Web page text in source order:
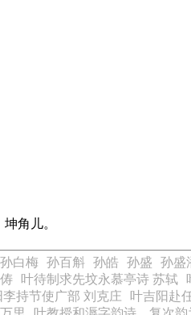
角儿。
孙白梅 孙百斛 孙皓 孙盛 孙盛
叶待制求先坟永慕亭诗 苏轼
持节使广部 刘克庄 叶吉阳赴